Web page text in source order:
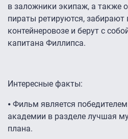
в заложники экипаж, а также
пираты ретируются, забирают
контейнеровозе и берут с
капитана Филлипса.
Интересные факты:
⦁ Фильм является
академии в разделе лучшая
плана.